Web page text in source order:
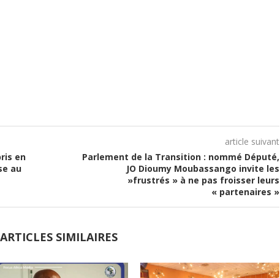
en
au
article suivant
Parlement de la Transition : nommé Député,
JO Dioumy Moubassango invite les
»frustrés » à ne pas froisser leurs
« partenaires »
ARTICLES SIMILAIRES